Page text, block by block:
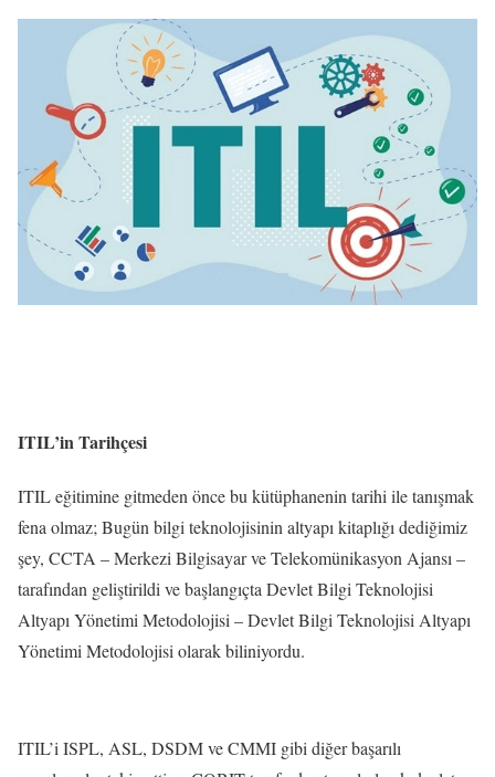
ITIL’in Tarihçesi
ITIL eğitimine gitmeden önce bu kütüphanenin tarihi ile tanışmak
fena olmaz; Bugün bilgi teknolojisinin altyapı kitaplığı dediğimiz
şey, CCTA – Merkezi Bilgisayar ve Telekomünikasyon Ajansı –
tarafından geliştirildi ve başlangıçta Devlet Bilgi Teknolojisi
Altyapı Yönetimi Metodolojisi – Devlet Bilgi Teknolojisi Altyapı
Yönetimi Metodolojisi olarak biliniyordu.
ITIL’i ISPL, ASL, DSDM ve CMMI gibi diğer başarılı